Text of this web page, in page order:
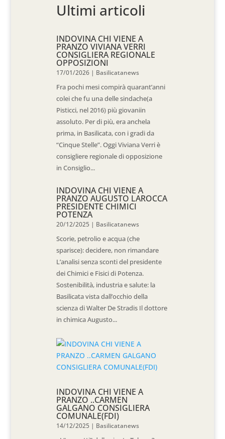
Ultimi articoli
INDOVINA CHI VIENE A
PRANZO VIVIANA VERRI
CONSIGLIERA REGIONALE
OPPOSIZIONI
17/01/2026 | Basilicatanews
Fra pochi mesi compirà quarant’anni
colei che fu una delle sindache(a
Pisticci, nel 2016) più giovaniin
assoluto. Per di più, era anchela
prima, in Basilicata, con i gradi da
“Cinque Stelle”. Oggi Viviana Verri è
consigliere regionale di opposizione
in Consiglio...
INDOVINA CHI VIENE A
PRANZO AUGUSTO LAROCCA
PRESIDENTE CHIMICI
POTENZA
20/12/2025 | Basilicatanews
Scorie, petrolio e acqua (che
sparisce): decidere, non rimandare
L’analisi senza sconti del presidente
dei Chimici e Fisici di Potenza.
Sostenibilità, industria e salute: la
Basilicata vista dall’occhio della
scienza di Walter De Stradis Il dottore
in chimica Augusto...
INDOVINA CHI VIENE A
PRANZO ..CARMEN
GALGANO CONSIGLIERA
COMUNALE(FDI)
14/12/2025 | Basilicatanews